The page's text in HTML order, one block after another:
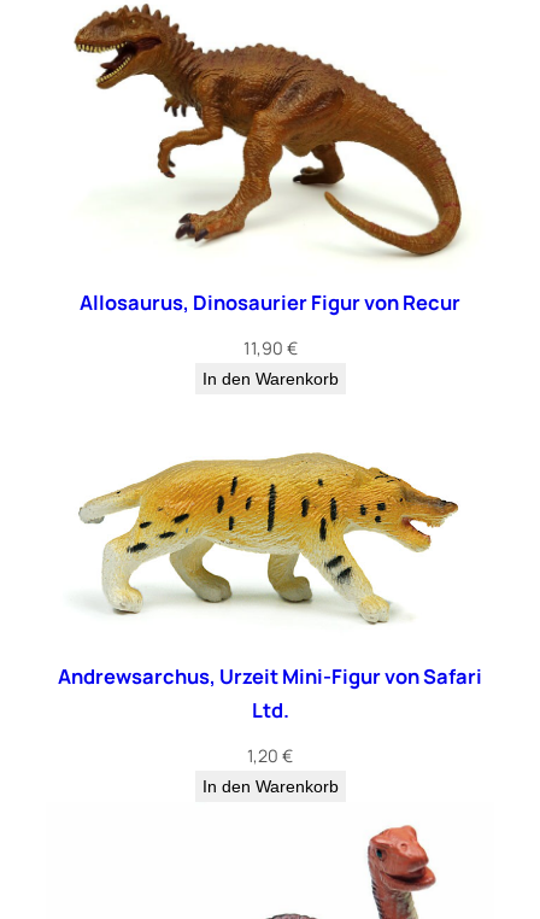
Allosaurus, Dinosaurier Figur von Recur
11,90 €
In den Warenkorb
Andrewsarchus, Urzeit Mini-Figur von Safari
Ltd.
1,20 €
In den Warenkorb